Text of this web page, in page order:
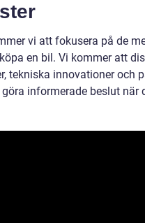
vi att fokusera på de
en bil. Vi kommer att
tekniska innovationer och
informerade beslut när